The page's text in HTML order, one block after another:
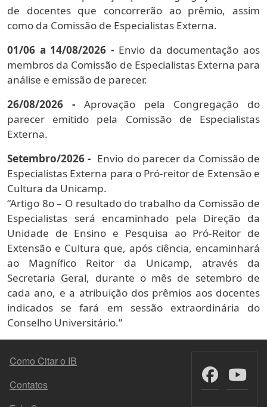
de docentes que concorrerão ao prêmio, assim
como da Comissão de Especialistas Externa.
01/06 a 14/08/2026 - Envio da documentação aos
membros da Comissão de Especialistas Externa para
análise e emissão de parecer.
26/08/2026 - Aprovação pela Congregação do
parecer emitido pela Comissão de Especialistas
Externa.
Setembro/2026 - Envio do parecer da Comissão de
Especialistas Externa para o Pró-reitor de Extensão e
Cultura da Unicamp.
“Artigo 8o – O resultado do trabalho da Comissão de
Especialistas será encaminhado pela Direção da
Unidade de Ensino e Pesquisa ao Pró-Reitor de
Extensão e Cultura que, após ciência, encaminhará
ao Magnífico Reitor da Unicamp, através da
Secretaria Geral, durante o mês de setembro de
cada ano, e a atribuição dos prêmios aos docentes
indicados se fará em sessão extraordinária do
Conselho Universitário.”
MENU DO RODAPÉ
Como Citar o IB
Contatos